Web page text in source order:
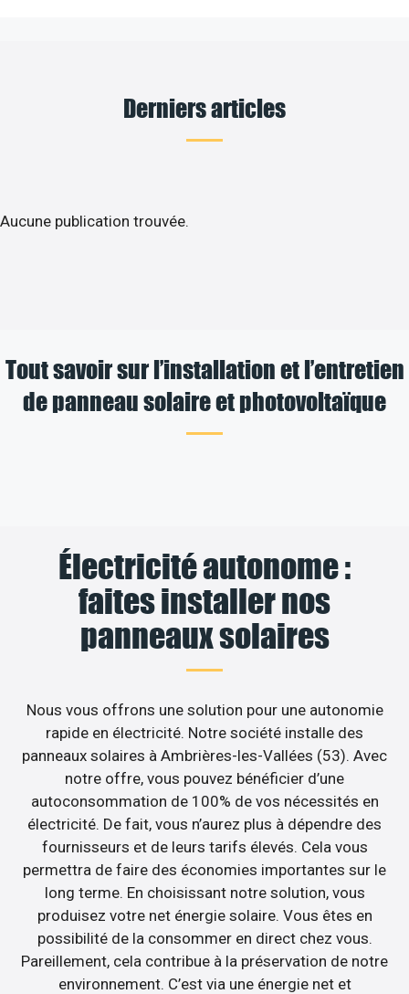
Derniers articles
Aucune publication trouvée.
Tout savoir sur l’installation et l’entretien
de panneau solaire et photovoltaïque
Électricité autonome :
faites installer nos
panneaux solaires
Nous vous offrons une solution pour une autonomie
rapide en électricité. Notre société installe des
panneaux solaires à Ambrières-les-Vallées (53). Avec
notre offre, vous pouvez bénéficier d’une
autoconsommation de 100% de vos nécessités en
électricité. De fait, vous n’aurez plus à dépendre des
fournisseurs et de leurs tarifs élevés. Cela vous
permettra de faire des économies importantes sur le
long terme. En choisissant notre solution, vous
produisez votre net énergie solaire. Vous êtes en
possibilité de la consommer en direct chez vous.
Pareillement, cela contribue à la préservation de notre
environnement. C’est via une énergie net et